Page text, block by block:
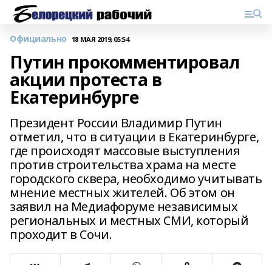
Официально 18 МАЯ 2019, 05:54
Путин прокомментировал
акции протеста в
Екатеринбурге
Президент России Владимир Путин
отметил, что в ситуации в Екатеринбурге,
где происходят массовые выступления
против строительства храма на месте
городского сквера, необходимо учитывать
мнение местных жителей. Об этом он
заявил на Медиафоруме независимых
региональных и местных СМИ, который
проходит в Сочи.